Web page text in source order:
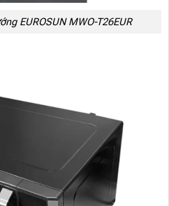
EUROSUN MWO-T26EUR